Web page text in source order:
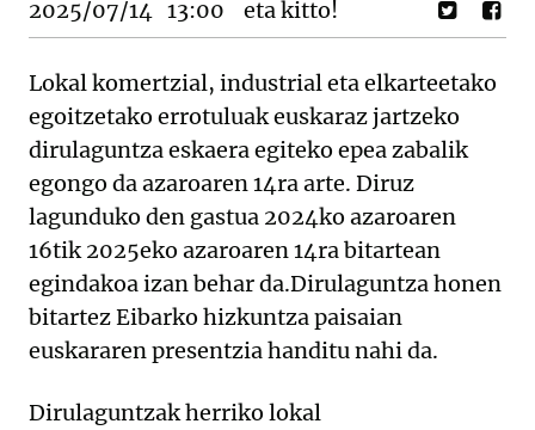
2025/07/14 13:00 eta kitto!
Lokal komertzial, industrial eta elkarteetako
egoitzetako errotuluak euskaraz jartzeko
dirulaguntza eskaera egiteko epea zabalik
egongo da azaroaren 14ra arte. Diruz
lagunduko den gastua 2024ko azaroaren
16tik 2025eko azaroaren 14ra bitartean
egindakoa izan behar da.Dirulaguntza honen
bitartez Eibarko hizkuntza paisaian
euskararen presentzia handitu nahi da.
Dirulaguntzak herriko lokal